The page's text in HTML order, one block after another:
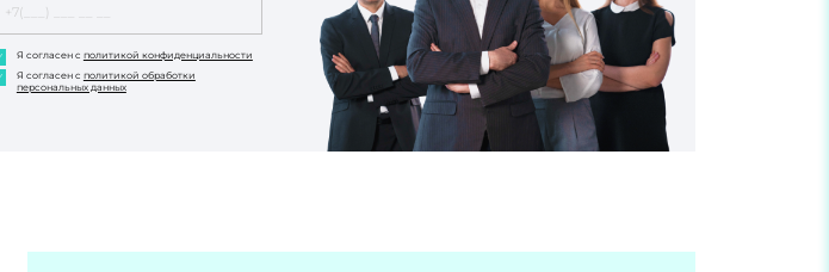
Я согласен с политикой конфиденциальности
Я согласен с политикой обработки
персональных данных